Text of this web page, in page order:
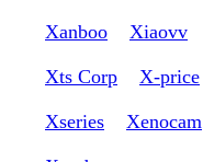
Xanboo Xiaovv
Xts Corp X-price
Xseries Xenocam